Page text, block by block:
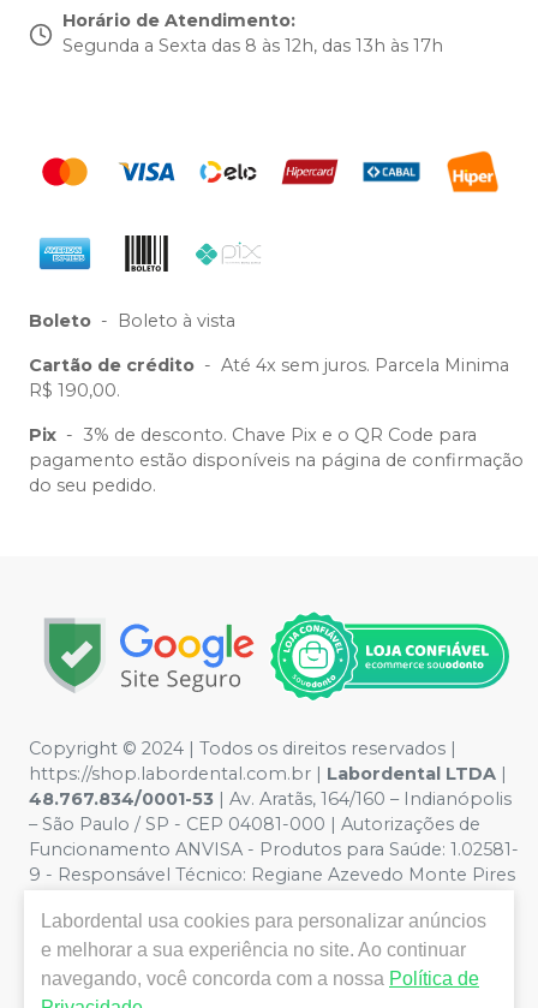
Horário de Atendimento:
Segunda a Sexta das 8 às 12h, das 13h às 17h
Boleto - Boleto à vista
Cartão de crédito - Até 4x sem juros. Parcela Minima
R$ 190,00.
Pix - 3% de desconto. Chave Pix e o QR Code para
pagamento estão disponíveis na página de confirmação
do seu pedido.
Copyright © 2024 | Todos os direitos reservados |
https://shop.labordental.com.br | Labordental LTDA |
48.767.834/0001-53 | Av. Aratãs, 164/160 – Indianópolis
– São Paulo / SP - CEP 04081-000 | Autorizações de
Funcionamento ANVISA - Produtos para Saúde: 1.02581-
9 - Responsável Técnico: Regiane Azevedo Monte Pires
Fotos meramente ilustrativas - Os preços e condições
da loja virtual estão sujeitos a alterações. Em caso de
divergência de preços no site, o valor válido é o do
Carrinho de Compra. Não vendemos por atacado, por
Labordental usa cookies para personalizar anúncios
e melhorar a sua experiência no site. Ao continuar
navegando, você concorda com a nossa Política de